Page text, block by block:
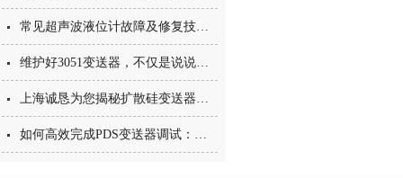
常见超声波液位计故障及修复技巧专业指南
维护好3051变送器，不仅是说说而已
上海诚恳为您揭秘扩散硅变送器的那些事
如何高效完成PDS变送器调试：步骤与注意事项